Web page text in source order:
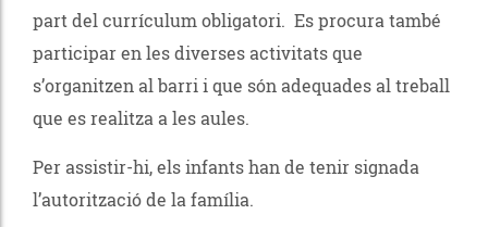
part del currículum obligatori. Es procura també
participar en les diverses activitats que
s’organitzen al barri i que són adequades al treball
que es realitza a les aules.
Per assistir-hi, els infants han de tenir signada
l’autorització de la família.